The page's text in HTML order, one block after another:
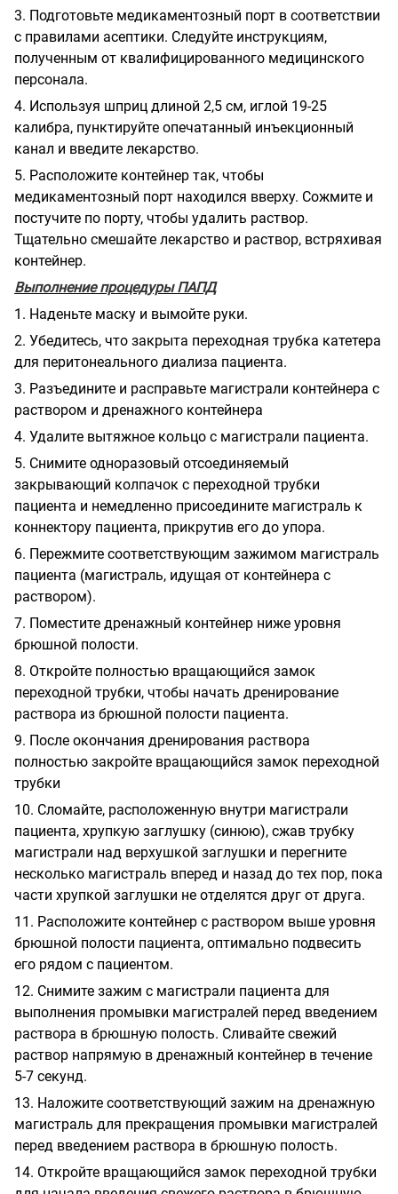
3. Подготовьте медикаментозный порт в соответствии
с правилами асептики. Следуйте инструкциям,
полученным от квалифицированного медицинского
персонала.
4. Используя шприц длиной 2,5 см, иглой 19-25
калибра, пунктируйте опечатанный инъекционный
канал и введите лекарство.
5. Расположите контейнер так, чтобы
медикаментозный порт находился вверху. Сожмите и
постучите по порту, чтобы удалить раствор.
Тщательно смешайте лекарство и раствор, встряхивая
контейнер.
Выполнение процедуры ПАПД
1. Наденьте маску и вымойте руки.
2. Убедитесь, что закрыта переходная трубка катетера
для перитонеального диализа пациента.
3. Разъедините и расправьте магистрали контейнера с
раствором и дренажного контейнера
4. Удалите вытяжное кольцо с магистрали пациента.
5. Снимите одноразовый отсоединяемый
закрывающий колпачок с переходной трубки
пациента и немедленно присоедините магистраль к
коннектору пациента, прикрутив его до упора.
6. Пережмите соответствующим зажимом магистраль
пациента (магистраль, идущая от контейнера с
раствором).
7. Поместите дренажный контейнер ниже уровня
брюшной полости.
8. Откройте полностью вращающийся замок
переходной трубки, чтобы начать дренирование
раствора из брюшной полости пациента.
9. После окончания дренирования раствора
полностью закройте вращающийся замок переходной
трубки
10. Сломайте, расположенную внутри магистрали
пациента, хрупкую заглушку (синюю), сжав трубку
магистрали над верхушкой заглушки и перегните
несколько магистраль вперед и назад до тех пор, пока
части хрупкой заглушки не отделятся друг от друга.
11. Расположите контейнер с раствором выше уровня
брюшной полости пациента, оптимально подвесить
его рядом с пациентом.
12. Снимите зажим с магистрали пациента для
выполнения промывки магистралей перед введением
раствора в брюшную полость. Сливайте свежий
раствор напрямую в дренажный контейнер в течение
5-7 секунд.
13. Наложите соответствующий зажим на дренажную
магистраль для прекращения промывки магистралей
перед введением раствора в брюшную полость.
14. Откройте вращающийся замок переходной трубки